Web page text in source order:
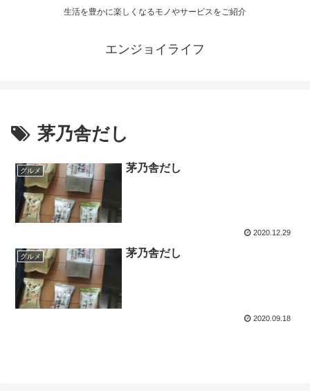
生活を豊かに楽しくなるモノやサービスをご紹介
エンジョイライフ
茅乃舎だし
グルメ 茅乃舎だし
2020.12.29
グルメ 茅乃舎だし
2020.09.18